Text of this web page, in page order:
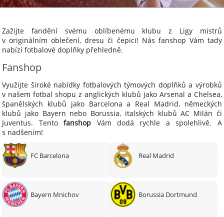
Zažijte fandění svému oblíbenému klubu z Ligy mistrů
v originálním oblečení, dresu či čepici! Nás fanshop Vám tady
nabízí fotbalové doplňky přehledně.
Fanshop
Využijte široké nabídky fotbalových týmových doplňků a výrobků
v našem fotbal shopu z anglických klubů jako Arsenal a Chelsea,
španělských klubů jako Barcelona a Real Madrid, německých
klubů jako Bayern nebo Borussia, italských klubů AC Milán či
Juventus. Tentofanshop Vám dodá rychle a spolehlivě. A
s nadšením!
FC Barcelona Real Madrid
Bayern Mnichov Borussia Dortmund